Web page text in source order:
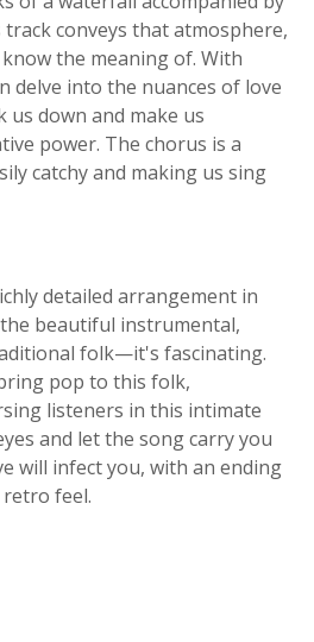
track conveys that atmosphere,
the meaning of. With
delve into the nuances of love
down and make us
power. The chorus is a
catchy and making us sing
detailed arrangement in
beautiful instrumental,
folk—it's fascinating.
pop to this folk,
listeners in this intimate
and let the song carry you
will infect you, with an ending
feel.